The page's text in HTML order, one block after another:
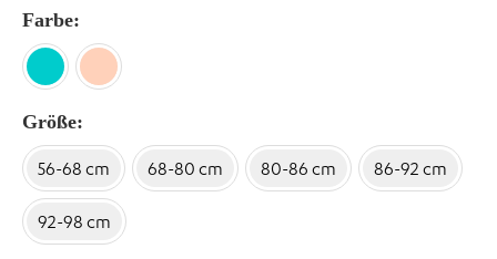
Farbe
Größe
56-68 cm 68-80 cm 80-86 cm 86-92 cm
92-98 cm